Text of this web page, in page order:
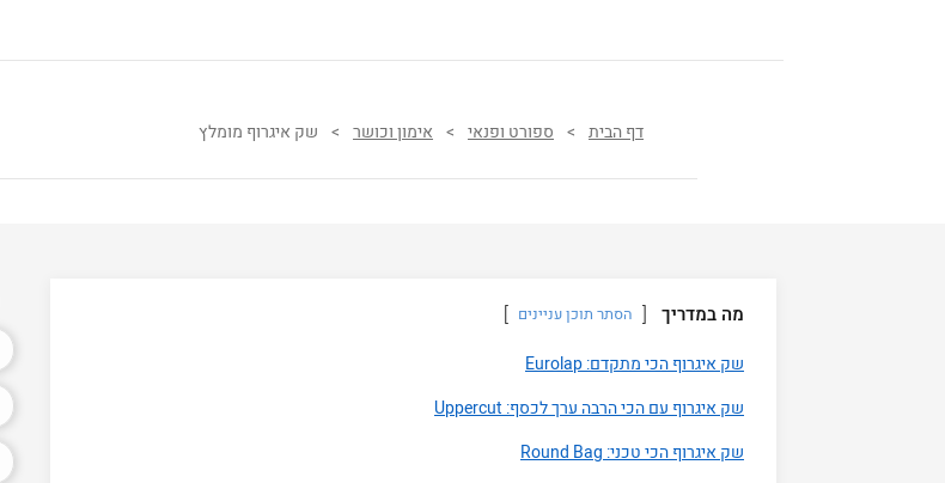
דף הבית > ספורט ופנאי > אימון וכושר > שק איגרוף מומלץ
מה במדריך הסתר תוכן עניינים
שק איגרוף הכי מתקדם: Eurolap
שק איגרוף עם הכי הרבה ערך לכסף: Uppercut
שק איגרוף הכי טכני: Round Bag